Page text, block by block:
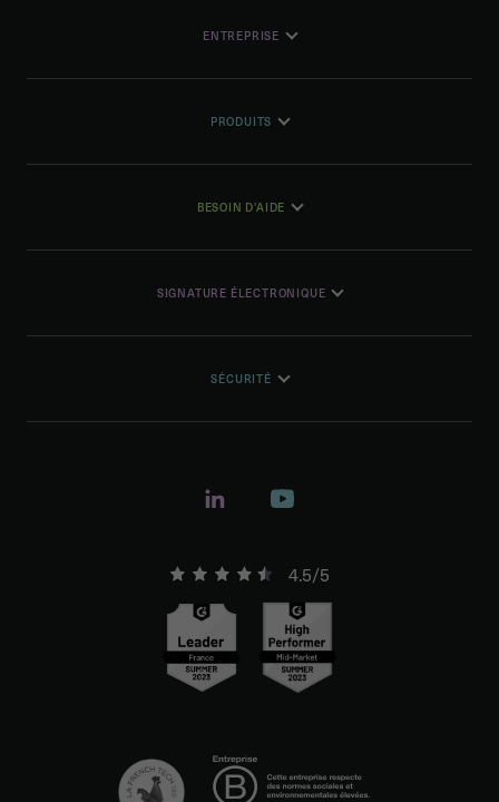
ENTREPRISE
PRODUITS
BESOIN D'AIDE
SIGNATURE ÉLECTRONIQUE
SÉCURITÉ
4.5/5